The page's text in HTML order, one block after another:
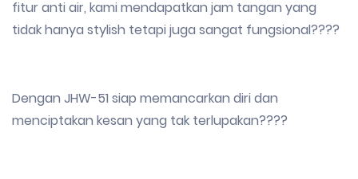
fitur anti air, kami mendapatkan jam tangan yang
tidak hanya stylish tetapi juga sangat fungsional????
Dengan JHW-51 siap memancarkan diri dan
menciptakan kesan yang tak terlupakan????